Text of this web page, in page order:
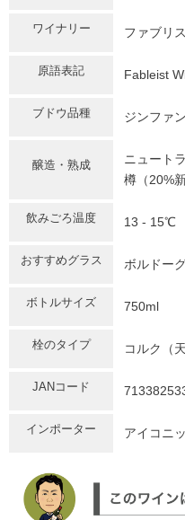
ワイナリー ファブリ
原語表記 Fableist
ブドウ品種 ジンファ
醸造・熟成
ニュート
樽（20%
飲みごろ温度 13 - 15℃
おすすめグラス ボルドー
ボトルサイズ 750ml
栓のタイプ コルク（
JANコード
インポーター アイコニ